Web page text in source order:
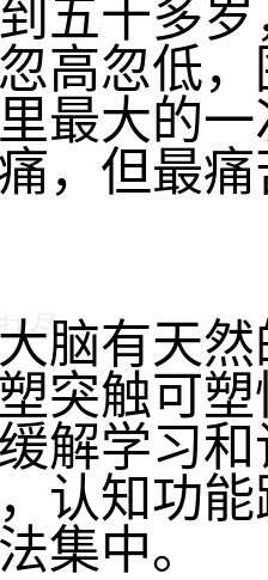
五十多
高忽低
最大的
，但最
脑有天
突触可
解学习
认知功
集中。